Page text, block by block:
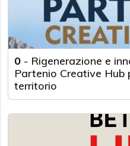
0 - Rigenerazione e
Partenio Creative Hub
territorio